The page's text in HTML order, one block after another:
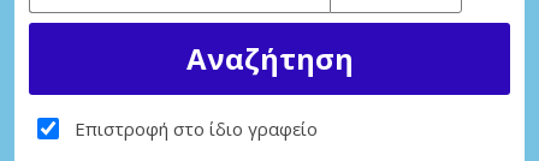
Επιστροφή στο ίδιο γραφείο